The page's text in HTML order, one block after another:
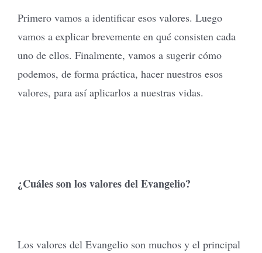
Primero vamos a identificar esos valores. Luego
vamos a explicar brevemente en qué consisten cada
uno de ellos. Finalmente, vamos a sugerir cómo
podemos, de forma práctica, hacer nuestros esos
valores, para así aplicarlos a nuestras vidas.
¿Cuáles son los valores del Evangelio?
Los valores del Evangelio son muchos y el principal